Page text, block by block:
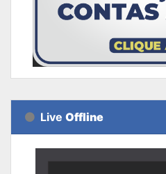
Live Offline